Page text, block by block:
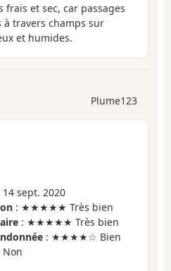
et sec, car passages
travers champs sur
et humides.
Plume123
14 sept. 2020
: ★★★★★ Très bien
: ★★★★★ Très bien
: ★★★★☆ Bien
Non